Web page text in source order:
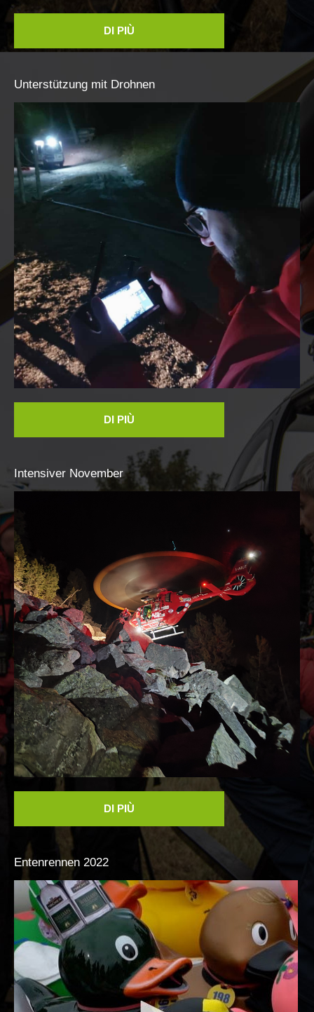
Rapporti annuali
DIVENTARE VOLONTARI
Appartenenza
Formazione
ATTIVITÁ
DI PIÙ
Unterstützung mit Drohnen
DI PIÙ
Intensiver November
DI PIÙ
Entenrennen 2022